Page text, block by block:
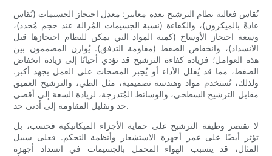
تُقاس فعالية نظام الترشيح بعدة معايير: معدل احتجاز الجسيمات (يُقاس
عادةً بالميكرون)، والكفاءة (نسبة الجسيمات المُزالة عند حجم مُحدد)،
وسعة احتجاز الأوساخ (كمية المواد التي يمكن للنظام احتجازها قبل
الانسداد)، وانخفاض الضغط (مقاومة التدفق). يُوازن المصممون بين
هذه العوامل؛ فزيادة كفاءة الترشيح قد تؤدي أحيانًا إلى زيادة انخفاض
الضغط، مما قد يُقلل الأداء أو يُجبر المضخات على العمل بجهد أكبر.
ولذلك، تُستخدم مواد وهندسة تصميمية، مثل الطي، والترشيح العميق
مقابل الترشيح السطحي، والوسائط المُتدرجة، لزيادة السعة إلى أقصى
حد وتقليل المقاومة إلى أدنى حد.
لا تقتصر وظيفة الترشيح على حماية الأجزاء الميكانيكية فحسب، بل
تؤثر أيضًا على عمر أجهزة الاستشعار وأنظمة التحكم. فعلى سبيل
المثال، قد يتسبب الهواء المحمل بالجسيمات في انسداد أجهزة